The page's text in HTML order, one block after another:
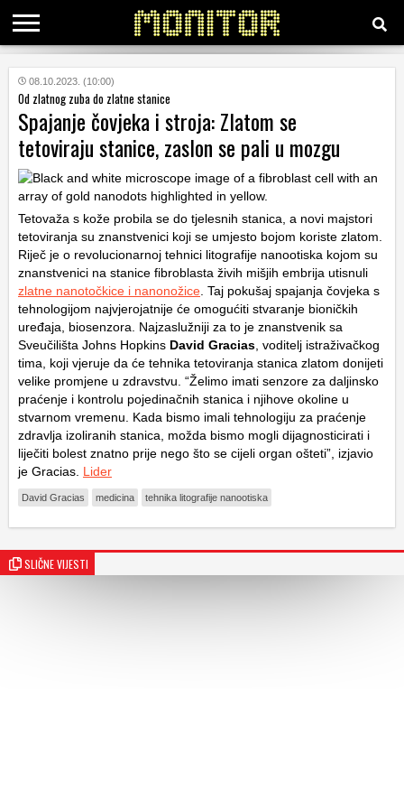
KATEGORIJE
HRVATSKI
WEB
08.10.2023. (10:00)
Od zlatnog zuba do zlatne stanice
Spajanje čovjeka i stroja: Zlatom se
tetoviraju stanice, zaslon se pali u mozgu
Tetovaža s kože probila se do tjelesnih stanica, a novi majstori
tetoviranja su znanstvenici koji se umjesto bojom koriste zlatom.
Riječ je o revolucionarnoj tehnici litografije nanootiska kojom su
znanstvenici na stanice fibroblasta živih mišjih embrija utisnuli
zlatne nanotočkice i nanonožice . Taj pokušaj spajanja čovjeka s
tehnologijom najvjerojatnije će omogućiti stvaranje bioničkih
uređaja, biosenzora. Najzaslužniji za to je znanstvenik sa
Sveučilišta Johns Hopkins David Gracias , voditelj istraživačkog
tima, koji vjeruje da će tehnika tetoviranja stanica zlatom donijeti
velike promjene u zdravstvu. “Želimo imati senzore za daljinsko
praćenje i kontrolu pojedinačnih stanica i njihove okoline u
stvarnom vremenu. Kada bismo imali tehnologiju za praćenje
zdravlja izoliranih stanica, možda bismo mogli dijagnosticirati i
liječiti bolest znatno prije nego što se cijeli organ ošteti”, izjavio
je Gracias. Lider
David Gracias medicina tehnika litografije nanootiska
SLIČNE VIJESTI